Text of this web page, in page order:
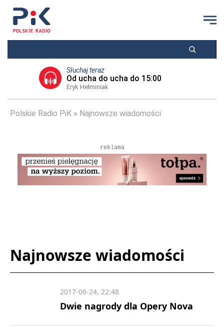
Słuchaj teraz
Od ucha do ucha do 15:00
Eryk Hełminiak
Polskie Radio PiK Najnowsze wiadomości
reklama
Najnowsze wiadomości
Dwie nagrody dla Opery Nova
2017-06-24, 22:48